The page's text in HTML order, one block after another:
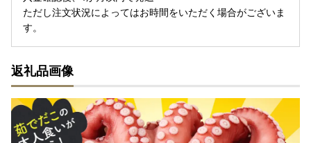
ただし注文状況によってはお時間をいただく場合がございま
す。
返礼品画像